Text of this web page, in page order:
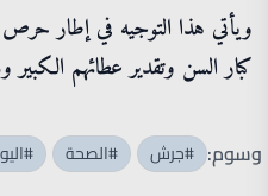
ويأتي هذا التوجيه في إطار حرص
كبار السن وتقدير عطائهم
وسوم: #جرش #الصحة